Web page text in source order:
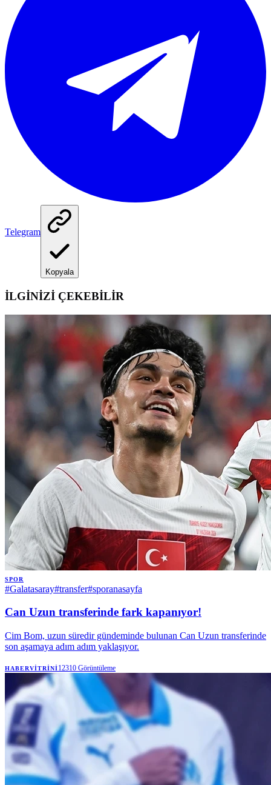
Telegram
Kopyala
İLGİNİZİ ÇEKEBİLİR
SPOR
#Galatasaray#transfer#sporanasayfa
Can Uzun transferinde fark kapanıyor!
Cim Bom, uzun süredir gündeminde bulunan Can Uzun transferinde
son aşamaya adım adım yaklaşıyor.
HABERVITRINI12310 Görüntüleme